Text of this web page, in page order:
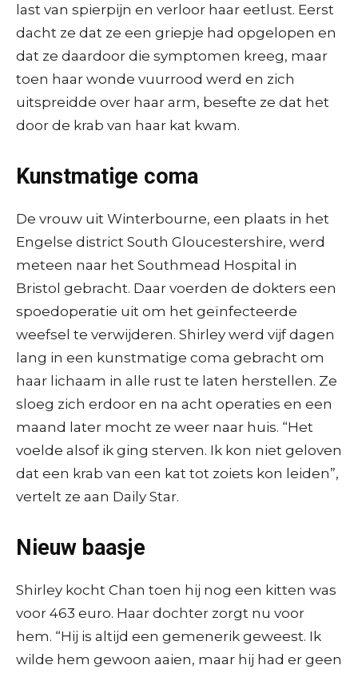
last van spierpijn en verloor haar eetlust. Eerst
dacht ze dat ze een griepje had opgelopen en
dat ze daardoor die symptomen kreeg, maar
toen haar wonde vuurrood werd en zich
uitspreidde over haar arm, besefte ze dat het
door de krab van haar kat kwam.
Kunstmatige coma
De vrouw uit Winterbourne, een plaats in het
Engelse district South Gloucestershire, werd
meteen naar het Southmead Hospital in
Bristol gebracht. Daar voerden de dokters een
spoedoperatie uit om het geïnfecteerde
weefsel te verwijderen. Shirley werd vijf dagen
lang in een kunstmatige coma gebracht om
haar lichaam in alle rust te laten herstellen. Ze
sloeg zich erdoor en na acht operaties en een
maand later mocht ze weer naar huis. “Het
voelde alsof ik ging sterven. Ik kon niet geloven
dat een krab van een kat tot zoiets kon leiden”,
vertelt ze aan Daily Star.
Nieuw baasje
Shirley kocht Chan toen hij nog een kitten was
voor 463 euro. Haar dochter zorgt nu voor
hem. “Hij is altijd een gemenerik geweest. Ik
wilde hem gewoon aaien, maar hij had er geen